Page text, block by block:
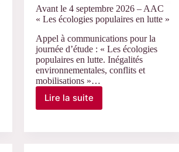
Avant le 4 septembre 2026 – AAC
« Les écologies populaires en lutte »
Appel à communications pour la
journée d’étude : « Les écologies
populaires en lutte. Inégalités
environnementales, conflits et
mobilisations »…
Lire la suite
Avant